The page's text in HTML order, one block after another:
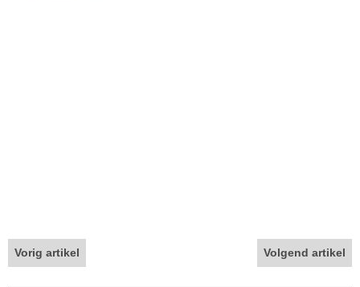
Vorig artikel Volgend artikel